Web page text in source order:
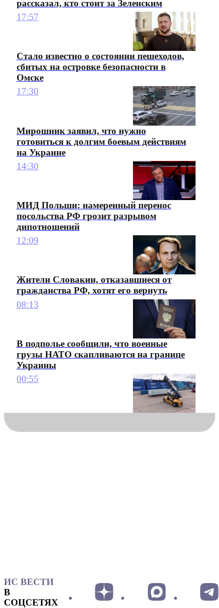
рассказал, кто стоит за Зеленским
17:57
Стало известно о состоянии пешеходов,
сбитых на островке безопасности в
Омске
17:30
Мирошник заявил, что нужно
готовиться к долгим боевым действиям
на Украине
14:30
МИД Польши: намеренный перенос
посольства РФ грозит разрывом
дипотношений
12:09
Жители Словакии, отказавшиеся от
гражданства РФ, хотят его вернуть
08:13
В подполье сообщили, что военные
грузы НАТО скапливаются на границе
Украины
00:55
ИС ВЕСТИ
В
СОЦСЕТЯХ